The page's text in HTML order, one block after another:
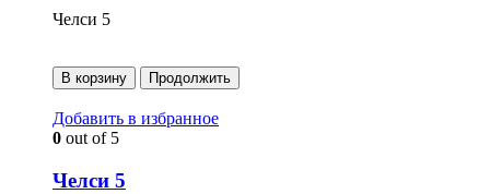
Челси 5
В корзину Продолжить
Добавить в избранное
0 out of 5
Челси 5